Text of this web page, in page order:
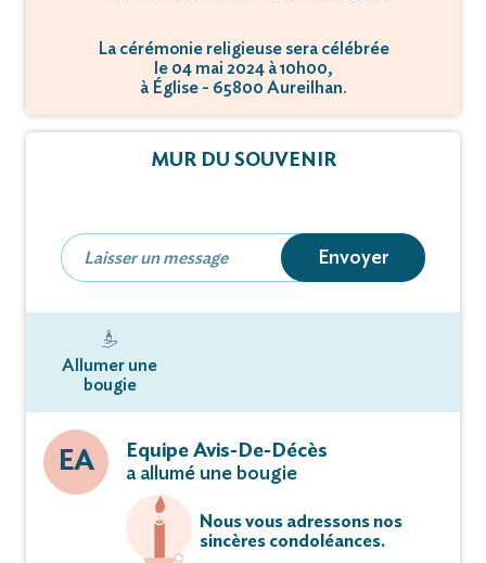
La cérémonie religieuse sera célébrée
le 04 mai 2024 à 10h00,
à Église - 65800 Aureilhan.
MUR DU SOUVENIR
Envoyer
Allumer une
bougie
EA
Equipe Avis-De-Décès
a allumé une bougie
Nous vous adressons nos
sincères condoléances.